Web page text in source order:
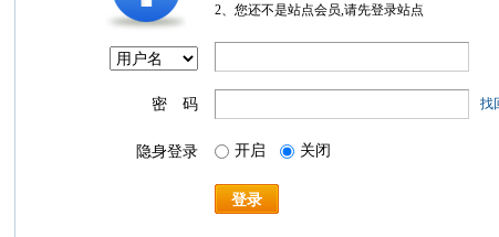
2、您还不是站点会员,请先登录站点
密 码 找
隐身登录 开启 关闭
登录